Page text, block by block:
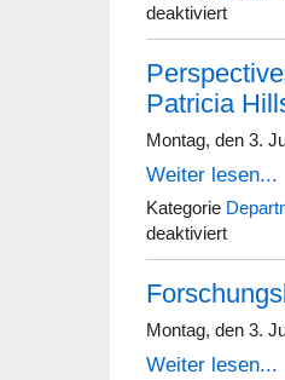
deaktiviertfür
Santino
Regilme
Patricia
Montag, den 3.
Weiter lesen...
Kategorie
deaktiviertfür
American
Literature
and
Patricia
Montag, den 3.
Weiter lesen...